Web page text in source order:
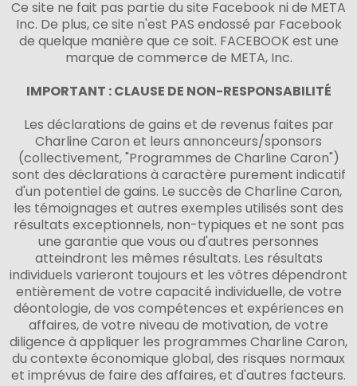
Ce site ne fait pas partie du site Facebook ni de META
Inc. De plus, ce site n'est PAS endossé par Facebook
de quelque manière que ce soit. FACEBOOK est une
marque de commerce de META, Inc.
IMPORTANT : CLAUSE DE NON-RESPONSABILITÉ
Les déclarations de gains et de revenus faites par
Charline Caron et leurs annonceurs/sponsors
(collectivement, "Programmes de Charline Caron")
sont des déclarations à caractère purement indicatif
d'un potentiel de gains. Le succès de Charline Caron,
les témoignages et autres exemples utilisés sont des
résultats exceptionnels, non-typiques et ne sont pas
une garantie que vous ou d'autres personnes
atteindront les mêmes résultats. Les résultats
individuels varieront toujours et les vôtres dépendront
entièrement de votre capacité individuelle, de votre
déontologie, de vos compétences et expériences en
affaires, de votre niveau de motivation, de votre
diligence à appliquer les programmes Charline Caron,
du contexte économique global, des risques normaux
et imprévus de faire des affaires, et d'autres facteurs.